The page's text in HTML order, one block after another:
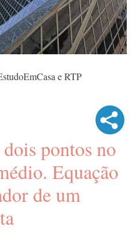
e RTP
pontos no
Equação
de um